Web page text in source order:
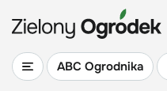
ABC Ogrodnika